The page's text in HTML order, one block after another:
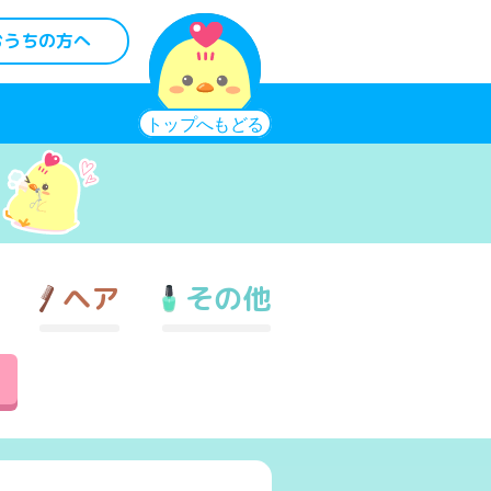
ちの方へ
ヘア その他